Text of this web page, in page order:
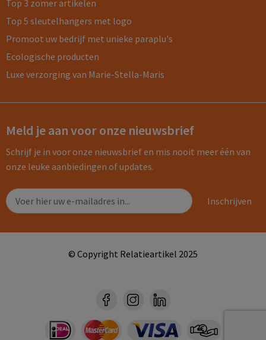
Top 3 zomer artikelen
Top 5 sleutelhangers met logo
Promoot uw bedrijf met unieke paraplu's
Ecologische producten
Luxe verzorging van Marie-Stella-Maris
Meld je aan voor onze nieuwsbrief
Schrijf je in voor onze nieuwsbrief en mis nooit meer één van
onze leuke aanbiedingen of updates.
© Copyright Relatieartikel 2025